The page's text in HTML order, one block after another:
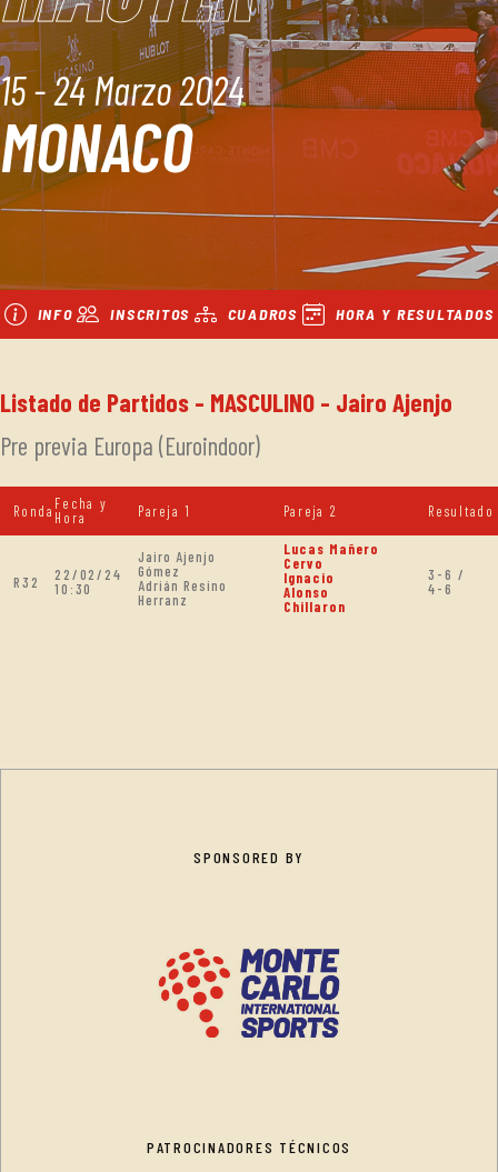
15 - 24 Marzo 2024
MONACO
INFO INSCRITOS CUADROS HORA Y RESULTADOS
Listado de Partidos - MASCULINO - Jairo Ajenjo
Pre previa Europa (Euroindoor)
Ronda Fecha y
Hora
Pareja 1 Pareja 2 Resultado
R32
22/02/24
10:30
Jairo Ajenjo
Gómez
Adrián Resino
Herranz
Lucas Mañero
Cervo
Ignacio
Alonso
Chillaron
3-6 /
4-6
SPONSORED BY
PATROCINADORES TÉCNICOS